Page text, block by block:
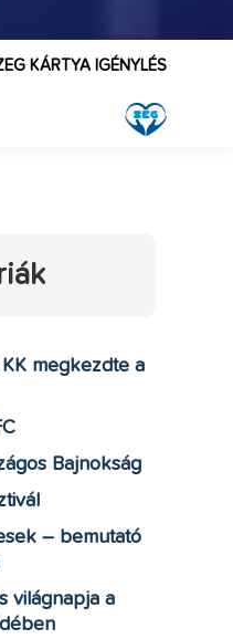
KÁRTYA IGÉNYLÉS
megkezdte a
Bajnokság
– bemutató
világnapja a